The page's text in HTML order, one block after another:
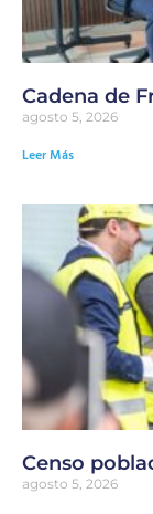
Cadena de
agosto 5, 2026
Leer Más
Censo
agosto 5, 2026